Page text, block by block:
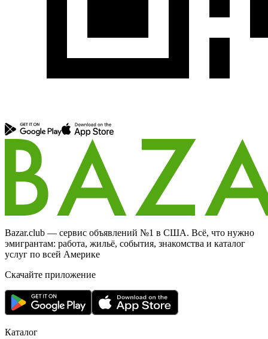
Bazar.club — сервис объявлений №1 в США. Всё, что нужно
эмигрантам: работа, жильё, события, знакомства и каталог
услуг по всей Америке
Скачайте приложение
Каталог